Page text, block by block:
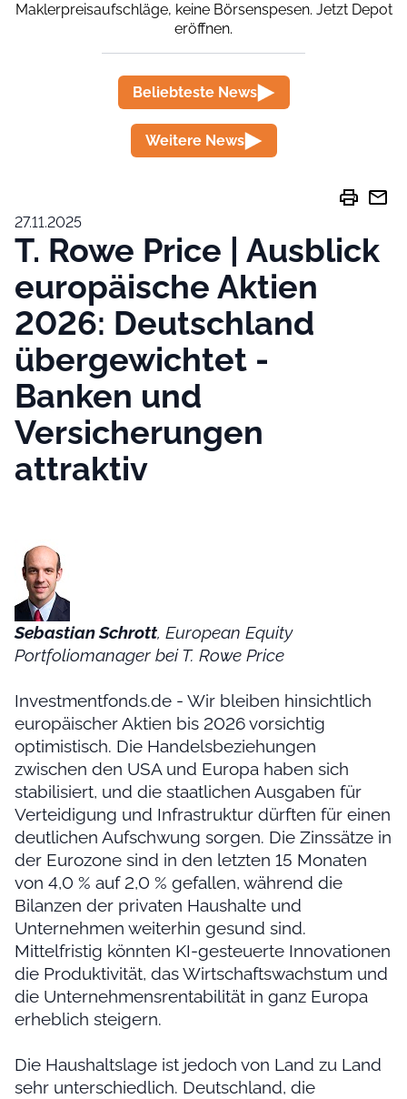
Maklerpreisaufschläge, keine Börsenspesen. Jetzt Depot
eröffnen.
Beliebteste News
Weitere News
print mail
27.11.2025
T. Rowe Price | Ausblick
europäische Aktien
2026: Deutschland
übergewichtet -
Banken und
Versicherungen
attraktiv
Sebastian Schrott, European Equity
Portfoliomanager bei T. Rowe Price
Investmentfonds.de - Wir bleiben hinsichtlich
europäischer Aktien bis 2026 vorsichtig
optimistisch. Die Handelsbeziehungen
zwischen den USA und Europa haben sich
stabilisiert, und die staatlichen Ausgaben für
Verteidigung und Infrastruktur dürften für einen
deutlichen Aufschwung sorgen. Die Zinssätze in
der Eurozone sind in den letzten 15 Monaten
von 4,0 % auf 2,0 % gefallen, während die
Bilanzen der privaten Haushalte und
Unternehmen weiterhin gesund sind.
Mittelfristig könnten KI-gesteuerte Innovationen
die Produktivität, das Wirtschaftswachstum und
die Unternehmensrentabilität in ganz Europa
erheblich steigern.
Die Haushaltslage ist jedoch von Land zu Land
sehr unterschiedlich. Deutschland, die